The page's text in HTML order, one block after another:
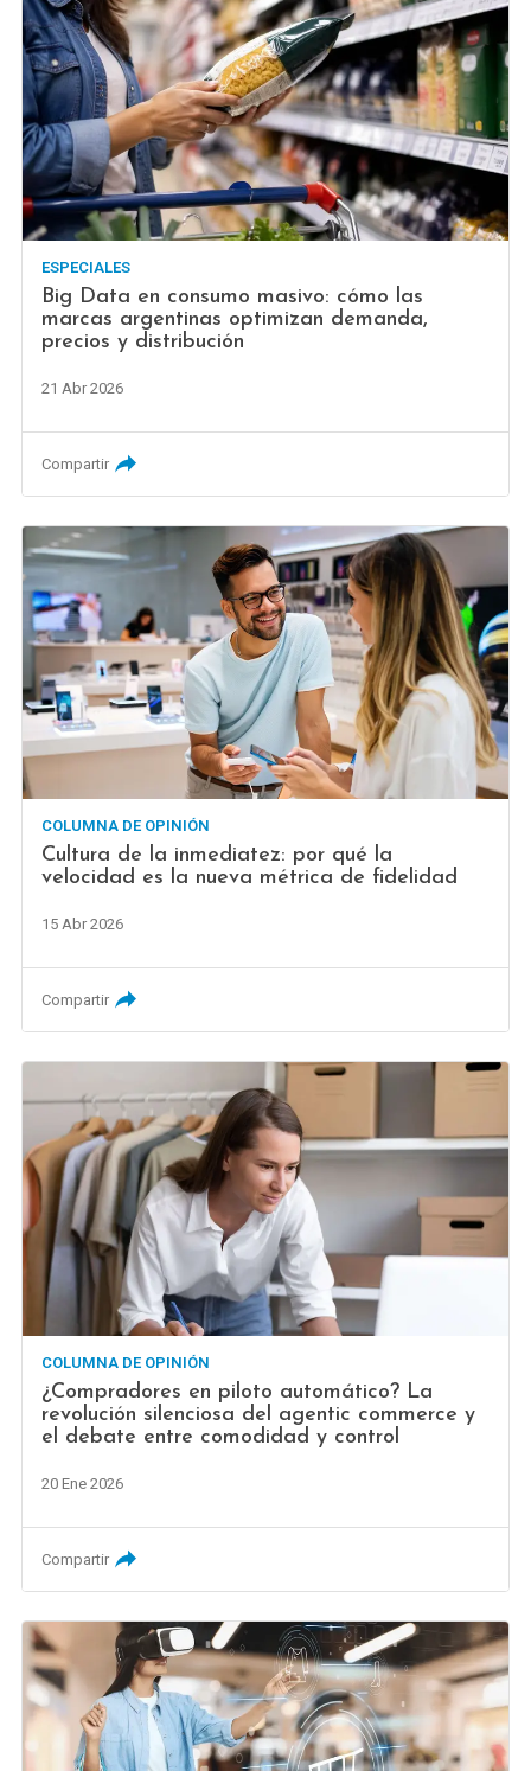
ESPECIALES
Big Data en consumo masivo: cómo las
marcas argentinas optimizan demanda,
precios y distribución
21 Abr 2026
Compartir
COLUMNA DE OPINIÓN
Cultura de la inmediatez: por qué la
velocidad es la nueva métrica de fidelidad
15 Abr 2026
Compartir
COLUMNA DE OPINIÓN
¿Compradores en piloto automático? La
revolución silenciosa del agentic commerce y
el debate entre comodidad y control
20 Ene 2026
Compartir